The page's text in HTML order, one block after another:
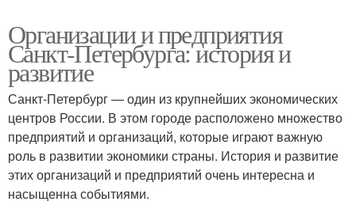
Организации и предприятия
Санкт-Петербурга: история и
развитие
Санкт-Петербург — один из крупнейших экономических
центров России. В этом городе расположено множество
предприятий и организаций, которые играют важную
роль в развитии экономики страны. История и развитие
этих организаций и предприятий очень интересна и
насыщенна событиями.